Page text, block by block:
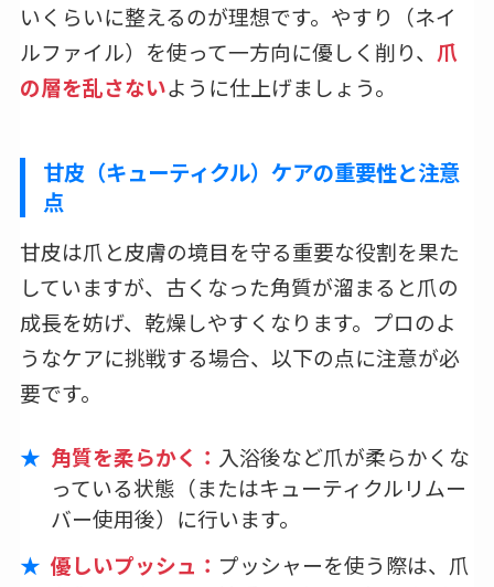
いくらいに整えるのが理想です。やすり（ネイ
ルファイル）を使って一方向に優しく削り、 爪
の層を乱さないように仕上げましょう。
甘皮（キューティクル）ケアの重要性と注意
点
甘皮は爪と皮膚の境目を守る重要な役割を果た
していますが、古くなった角質が溜まると爪の
成長を妨げ、乾燥しやすくなります。プロのよ
うなケアに挑戦する場合、以下の点に注意が必
要です。
角質を柔らかく： 入浴後など爪が柔らかくな
っている状態（またはキューティクルリムー
バー使用後）に行います。
優しいプッシュ： プッシャーを使う際は、爪